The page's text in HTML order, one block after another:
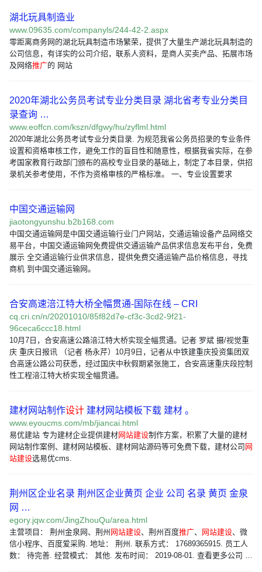
湖北玩具制造业
www.09635.com/companyls/244-42-2.aspx
零距离商务网的湖北玩具制造市场繁荣，提供了大量生产湖北玩具制造的
公司信息，有详实的公司介绍，联系人资料，是商人买卖产品、拓展市场
及网络推广的 网站
2020年湖北公务员考试专业分类目录 湖北省考专业分类目
录查询 …
www.eoffcn.com/kszn/dfgwy/hu/zyflml.html
2020年湖北公务员考试专业分类目录. 为规范我省公务员招录的专业条件
设置和资格审核工作，避免工作的盲目性和随意性，根据我省实际，在参
考国家教育行政部门颁布的高校专业目录的基础上，制定了本目录，供招
录机关参考使用，不作为资格审核的严格标准。 一、专业设置要求
中国交通运输网
jiaotongyunshu.b2b168.com
中国交通运输网是中国交通运输行业门户网站，交通运输设备产品网络交
易平台，中国交通运输网免费提供交通运输产品供求信息发布平台，免费
展示 全交通运输行业供求信息，提供免费交通运输产品价格信息，寻找
商机 到中国交通运输网。
合安高速涪江特大桥全幅贯通-国际在线 – CRI
cq.cri.cn/n/20201010/85f82d7e-cf3c-3cd2-9f21-
96ceca6ccc18.html
10月7日，合安高速公路涪江特大桥实现全幅贯通。记者 罗斌 摄/视觉重
庆 重庆日报讯 （记者 杨永芹）10月9日，记者从中铁建重庆投资集团双
合高速公路公司获悉，经过国庆中秋假期紧张施工，合安高速重庆段控制
性工程涪江特大桥实现全幅贯通。
建材网站制作设计 建材网站模板下载 建材 。
www.eyoucms.com/mb/jiancai.html
易优建站 专为建材企业提供建材网站建设制作方案，积累了大量的建材
网站制作案例、建材网站模板、建材网站源码等可免费下载，建材公司 网
站建设选易优cms.
荆州区企业名录 荆州区企业黄页 企业 公司 名录 黄页 金泉
网 …
egory.jqw.com/JingZhouQu/area.html
主营项目： 荆州金泉网、荆州 网站建设、荆州百度推广、 网站建设、微
信小程序、百度爱采购. 地址： 荆州. 联系方式： 17689365915. 员工人
数： 待完善. 经营模式： 其他. 发布时间： 2019-08-01. 查看更多公司 …